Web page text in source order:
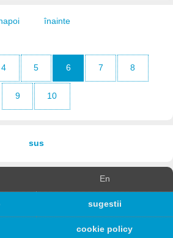
înainte
4 5 6 7 8
9 10
sus
En
sugestii
cookie policy